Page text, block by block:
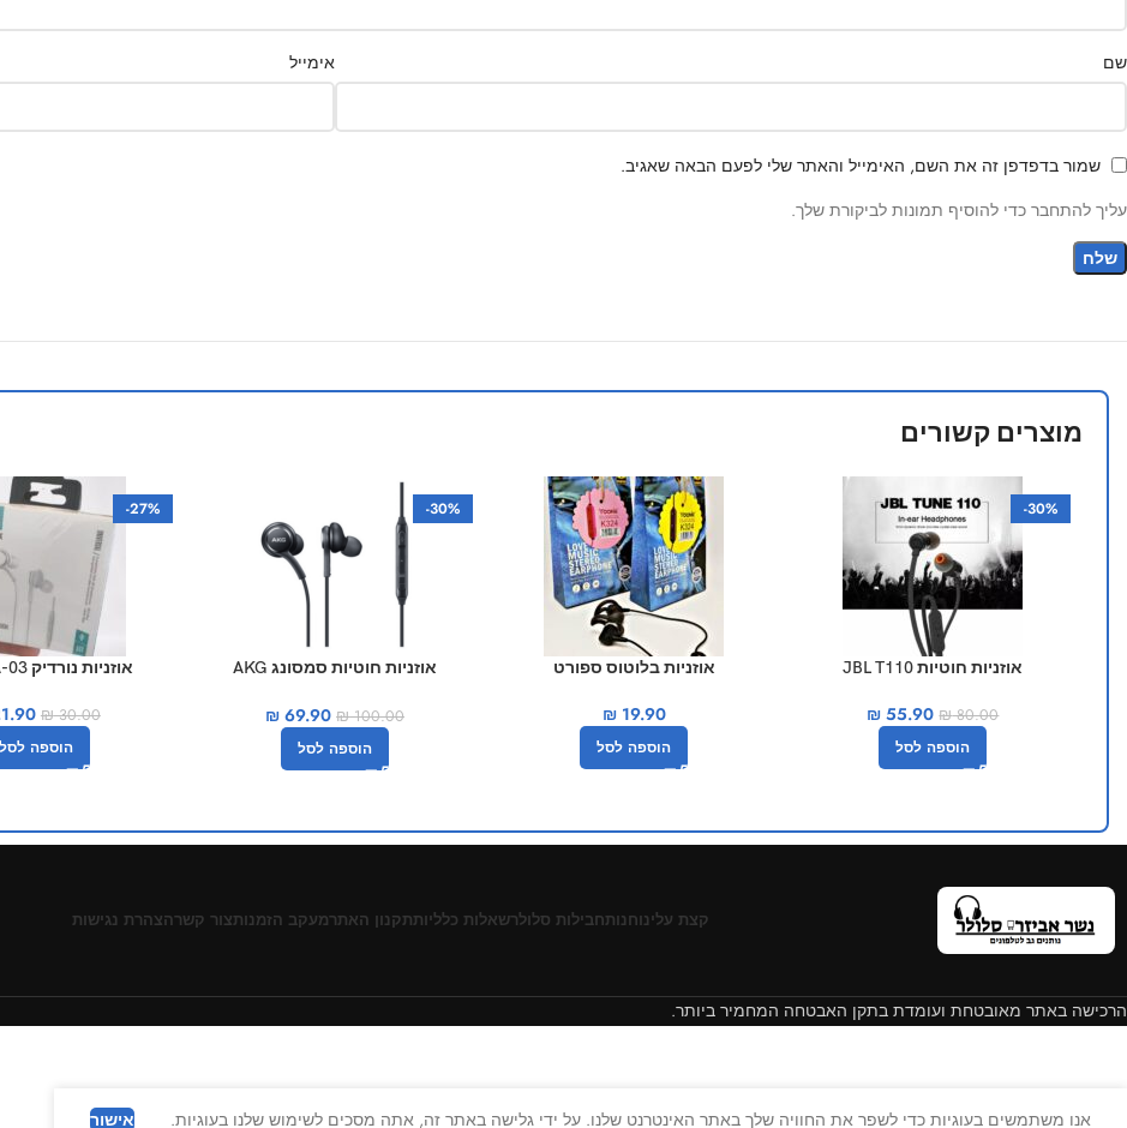
שם אימייל
שמור בדפדפן זה את השם, האימייל והאתר שלי לפעם הבאה שאגיב.
עליך להתחבר כדי להוסיף תמונות לביקורת שלך.
מוצרים קשורים
-30%
אוזניות חוטיות JBL T110
₪80.00
₪ 55.90
הוספה לסל
אוזניות בלוטוס ספורט
₪19.90
הוספה לסל
-30%
אוזניות ‏חוטיות סמסונג AKG
₪100.00
₪ 69.90
הוספה לסל
-27%
אוזניות נורדיק nordic A-03
₪30.00
הוספה לסל
קצת עלינוחנותחבילות סלולרשאלות כלליותתקנון האתרמעקב הזמנותצור קשרהצהרת נגישות
הרכישה באתר מאובטחת ועומדת בתקן האבטחה המחמיר ביותר.
אנו משתמשים בעוגיות כדי לשפר את החוויה שלך באתר האינטרנט שלנו. על ידי גלישה באתר זה, אתה מסכים לשימוש שלנו בעוגיות. אישור